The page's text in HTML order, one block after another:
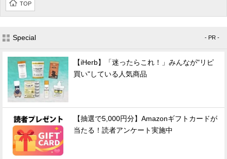
TOP
Special - PR -
【iHerb】「迷ったらこれ！」みんなが"リピ
買い"している人気商品
【抽選で5,000円分】Amazonギフトカードが
当たる！読者アンケート実施中